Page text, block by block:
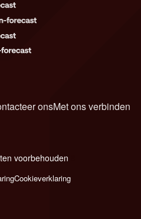
onsMet ons verbinden
voorbehouden
Cookieverklaring